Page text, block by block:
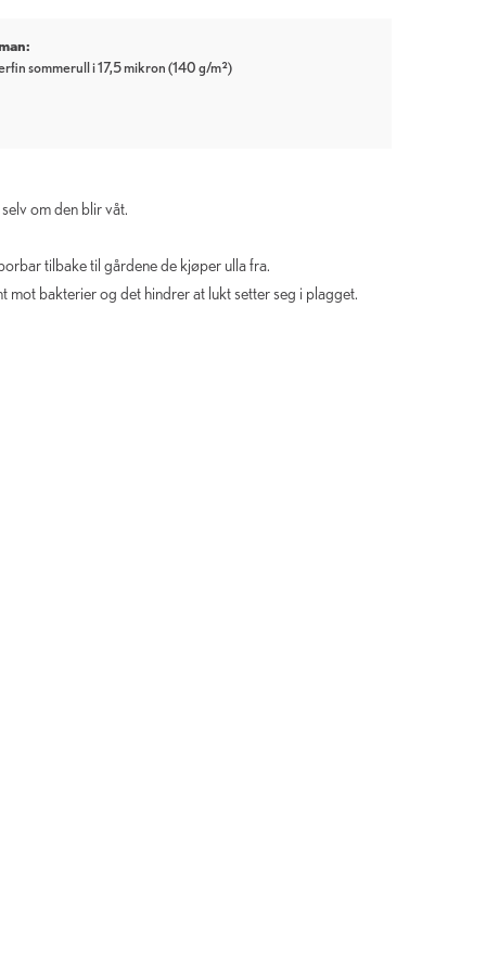
sommerull i 17,5 mikron (140 g/m²)
om den blir våt.
tilbake til gårdene de kjøper ulla fra.
mot bakterier og det hindrer at lukt setter seg i plagget.